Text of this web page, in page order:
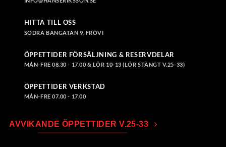
HITTA TILL OSS
SÖDRA BANGATAN 9, FRÖVI
ÖPPETTIDER FÖRSÄLJNING & RESERVDELAR
MÅN-FRE 08.30 - 17.00 & LÖR 10-13 (LÖR STÄNGT V.25-33)
ÖPPETTIDER VERKSTAD
MÅN-FRE 07.00 - 17.00
AVVIKANDE ÖPPETTIDER V.25-33